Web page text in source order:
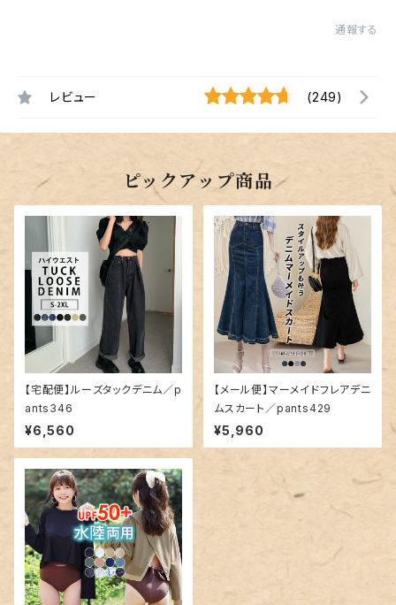
通報する
レビュー (249)
ピックアップ商品
【宅配便】ルーズタックデニム／p
ants346
¥6,560
【メール便】マーメイドフレアデニ
ムスカート／pants429
¥5,960